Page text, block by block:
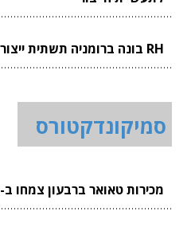
RH בונה ברומניה תשתית ייצור ביטחוני ישראלית
סמיקונדקטורס
מכירות טאואר ברבעון צמחו ב-24%